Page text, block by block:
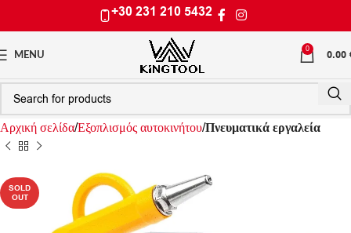
+30 231 210 5432
MENU
0 0.00
Αρχική σελίδαΕξοπλισμός αυτοκινήτουΠνευματικά εργαλεία
SOLD
OUT